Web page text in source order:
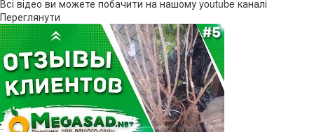
Всі відео ви можете побачити на нашому youtube каналі
Переглянути